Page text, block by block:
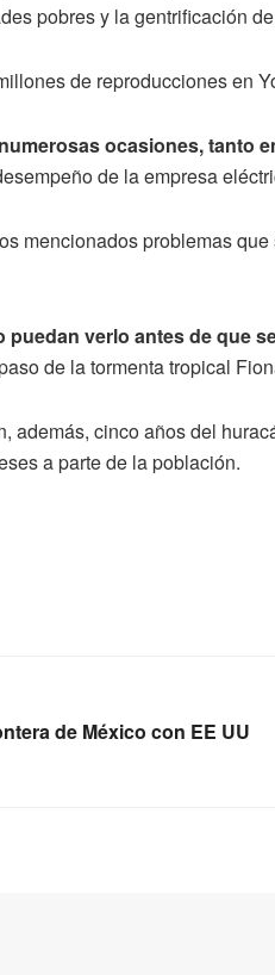
pobres y la gentrificación
de reproducciones en
ocasiones, tanto
de la empresa
mencionados problemas
verlo antes de que
de la tormenta tropical
además, cinco años del
a parte de la población.
de México con EE UU